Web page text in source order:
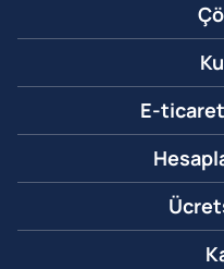
E-ticaret